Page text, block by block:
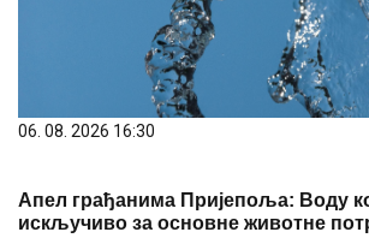
06. 08. 2026 16:30
Апел грађанима Пријепоља: Воду
искључиво за основне животне